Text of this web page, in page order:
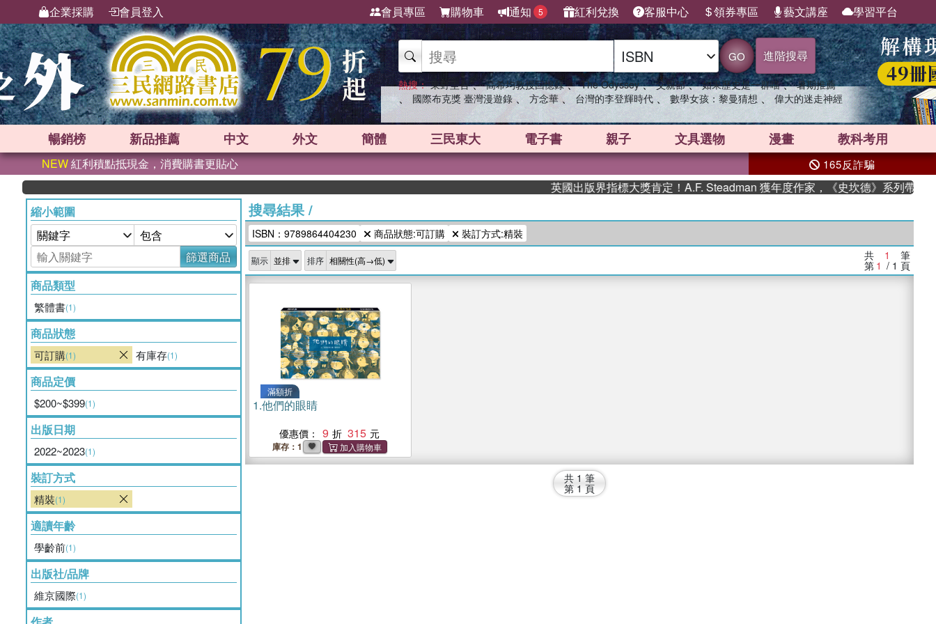
企業採購 會員登入 會員專區 購物車 通知 5 紅利兌換 客服中心 領券專區 藝文講座 學習平台
GO 進階搜尋
熱搜： 東野圭吾 、 高希均教授回憶錄 、 The Odyssey 、 父親節 、 如果歷史是一群喵 、 暑期推薦
、 國際布克獎 臺灣漫遊錄 、 方念華 、 台灣的李登輝時代 、 數學女孩：黎曼猜想 、 偉大的迷走神經
暢銷榜 新品推薦 中文 外文 簡體 三民東大 電子書 親子 文具選物 漫畫 教科考用
NEW紅利積點抵現金，消費購書更貼心 165反詐騙
英國出版界指標大獎肯定！A.F. Steadman 獲年度作家，《史坎德》系列帶你踏
縮小範圍
篩選商品
商品類型
繁體書(1)
商品狀態
可訂購(1) 有庫存(1)
商品定價
$200~$399(1)
出版日期
2022~2023(1)
裝訂方式
精裝(1)
適讀年齡
學齡前(1)
出版社/品牌
維京國際(1)
搜尋結果/
ISBN：9789864404230 商品狀態:可訂購 裝訂方式:精裝
顯示 排序 共 1 筆
第 1 / 1 頁
滿額折
1.他們的眼睛
優惠價： 9 315
庫存：1
共 1 筆
第 1 頁